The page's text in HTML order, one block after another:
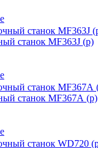
станок MF363J (р)
станок MF367А (р)